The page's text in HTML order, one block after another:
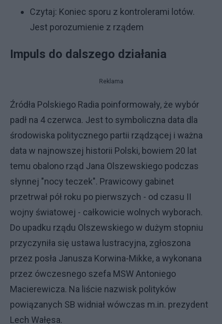
Czytaj: Koniec sporu z kontrolerami lotów.
Jest porozumienie z rządem
Impuls do dalszego działania
Reklama
Źródła Polskiego Radia poinformowały, że wybór
padł na 4 czerwca. Jest to symboliczna data dla
środowiska politycznego partii rządzącej i ważna
data w najnowszej historii Polski, bowiem 20 lat
temu obalono rząd Jana Olszewskiego podczas
słynnej "nocy teczek". Prawicowy gabinet
przetrwał pół roku po pierwszych - od czasu II
wojny światowej - całkowicie wolnych wyborach.
Do upadku rządu Olszewskiego w dużym stopniu
przyczyniła się ustawa lustracyjna, zgłoszona
przez posła Janusza Korwina-Mikke, a wykonana
przez ówczesnego szefa MSW Antoniego
Macierewicza. Na liście nazwisk polityków
powiązanych SB widniał wówczas m.in. prezydent
Lech Wałęsa.